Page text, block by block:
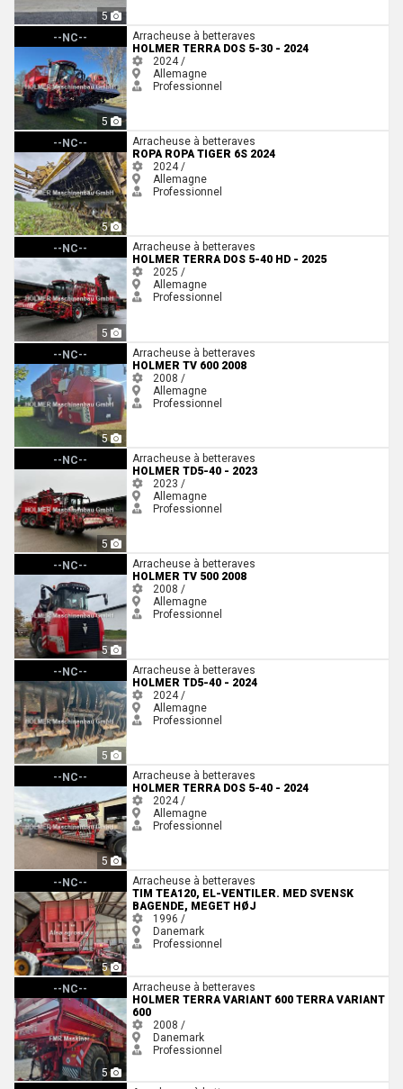
5
--NC--
5
Holmer Terra Dos 5-30 - 2024Arracheuse à betteraves
HOLMER TERRA DOS 5-30 - 2024
2024 /
Allemagne
Professionnel
--NC--
5
Ropa Ropa Tiger 6s 2024Arracheuse à betteraves
ROPA ROPA TIGER 6S 2024
2024 /
Allemagne
Professionnel
--NC--
5
Holmer Terra Dos 5-40 HD - 2025Arracheuse à betteraves
HOLMER TERRA DOS 5-40 HD - 2025
2025 /
Allemagne
Professionnel
--NC--
5
Holmer TV 600 2008
Arracheuse à betteraves
HOLMER TV 600 2008
2008 /
Allemagne
Professionnel
--NC--
5
Holmer TD5-40 - 2023
Arracheuse à betteraves
HOLMER TD5-40 - 2023
2023 /
Allemagne
Professionnel
--NC--
5
Holmer TV 500 2008
Arracheuse à betteraves
HOLMER TV 500 2008
2008 /
Allemagne
Professionnel
--NC--
5
Holmer TD5-40 - 2024
Arracheuse à betteraves
HOLMER TD5-40 - 2024
2024 /
Allemagne
Professionnel
--NC--
5
Holmer Terra Dos 5-40 - 2024Arracheuse à betteraves
HOLMER TERRA DOS 5-40 - 2024
2024 /
Allemagne
Professionnel
--NC--
5
Tim tea120, el-ventiler. Med svensk bagende, meget høj
Arracheuse à betteraves
TIM TEA120, EL-VENTILER. MED SVENSK
BAGENDE, MEGET HØJ
1996 /
Danemark
Professionnel
--NC--
5
Holmer Terra Variant 600 Terra Variant 600
Arracheuse à betteraves
HOLMER TERRA VARIANT 600 TERRA VARIANT
600
2008 /
Danemark
Professionnel